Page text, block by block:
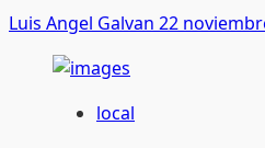
Luis Angel Galvan 22
local